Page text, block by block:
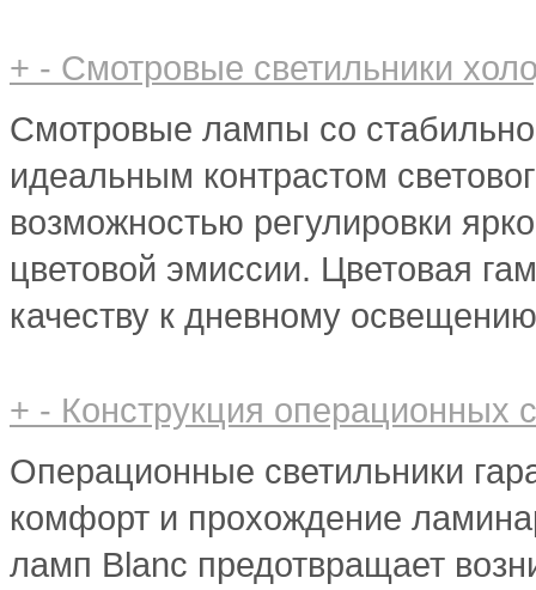
+ - Смотровые светильники
Смотровые лампы со
идеальным контрастом
возможностью регулировки
цветовой эмиссии. Цветовая
качеству к дневному
+ - Конструкция операционных
Операционные светильники
комфорт и прохождение
ламп Blanc предотвращает